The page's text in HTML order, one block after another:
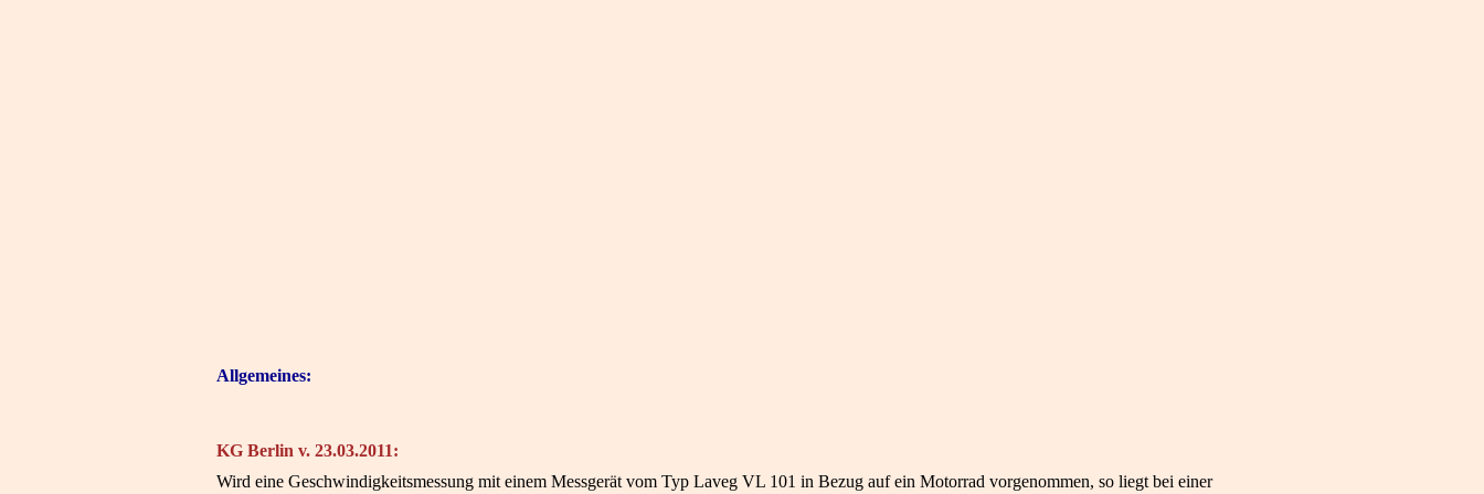
Allgemeines:
KG Berlin v. 23.03.2011:
Wird eine Geschwindigkeitsmessung mit einem Messgerät vom Typ Laveg VL 101 in Bezug auf ein Motorrad vorgenommen, so liegt bei einer